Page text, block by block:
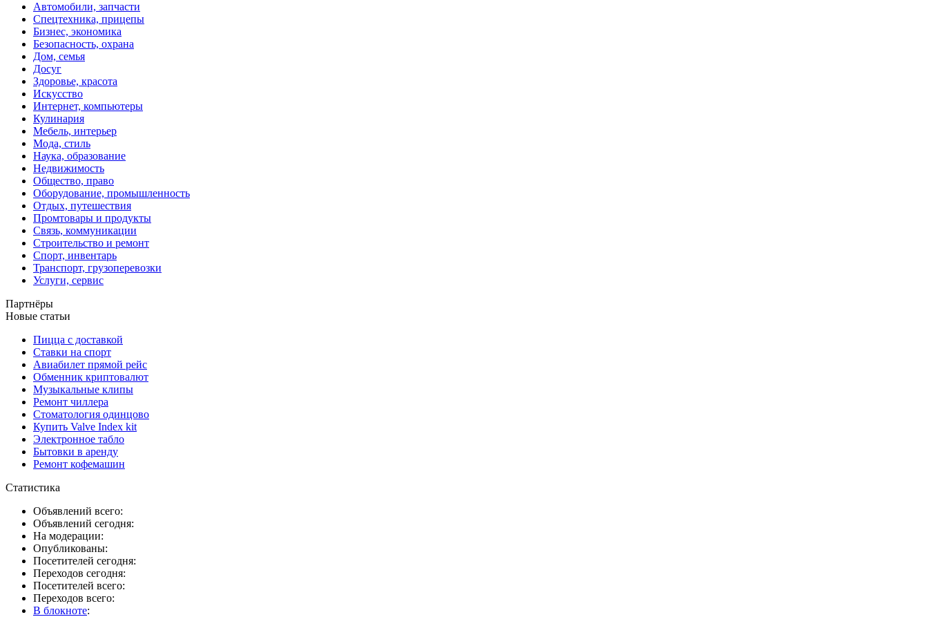
Автомобили, запчасти
Спецтехника, прицепы
Бизнес, экономика
Безопасность, охрана
Дом, семья
Досуг
Здоровье, красота
Искусство
Интернет, компьютеры
Кулинария
Мебель, интерьер
Мода, стиль
Наука, образование
Недвижимость
Общество, право
Оборудование, промышленность
Отдых, путешествия
Промтовары и продукты
Связь, коммуникации
Строительство и ремонт
Спорт, инвентарь
Транспорт, грузоперевозки
Услуги, сервис
Партнёры
Новые статьи
Пицца с доставкой
Ставки на спорт
Авиабилет прямой рейс
Обменник криптовалют
Музыкальные клипы
Ремонт чиллера
Стоматология одинцово
Купить Valve Index kit
Электронное табло
Бытовки в аренду
Ремонт кофемашин
Статистика
Объявлений всего:
Объявлений сегодня:
На модерации:
Опубликованы:
Посетителей сегодня:
Переходов сегодня:
Посетителей всего:
Переходов всего:
В блокноте: